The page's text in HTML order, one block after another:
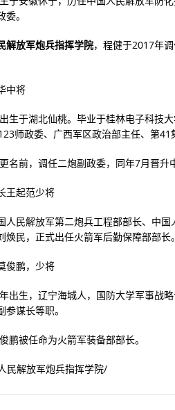
！
摩托邀请赛圆满落幕
实力对比
。
解放军炮兵指挥学院，程健于2017年
中将
生于湖北仙桃。毕业于桂林电子科技
师政委、广西军区政治部主任、第41
名前，调任二炮副政委，同年7月晋升
王起范少将
人民解放军第二炮兵工程部部长、中
焕民，正式出任火箭军后勤保障部部长。
俊鹏，少将
出生，辽宁海城人，国防大学军事战
谋长等职。
鹏被任命为火箭军装备部部长。
民解放军炮兵指挥学院/